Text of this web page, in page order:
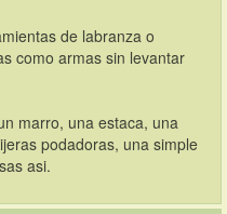
de labranza o
como armas sin levantar
marro, una estaca, una
podadoras, una simple
asi.